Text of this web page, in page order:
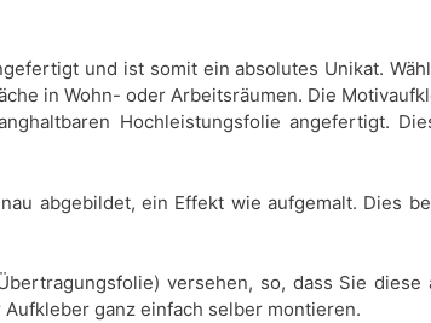
und ist somit ein absolutes Unikat.
in Wohn- oder Arbeitsräumen. Die
Hochleistungsfolie angefertigt.
abgebildet, ein Effekt wie aufgemalt. Dies
versehen, so, dass Sie
ganz einfach selber montieren.